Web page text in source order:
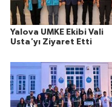
Yalova UMKE Ekibi Vali
Usta'yı Ziyaret Etti